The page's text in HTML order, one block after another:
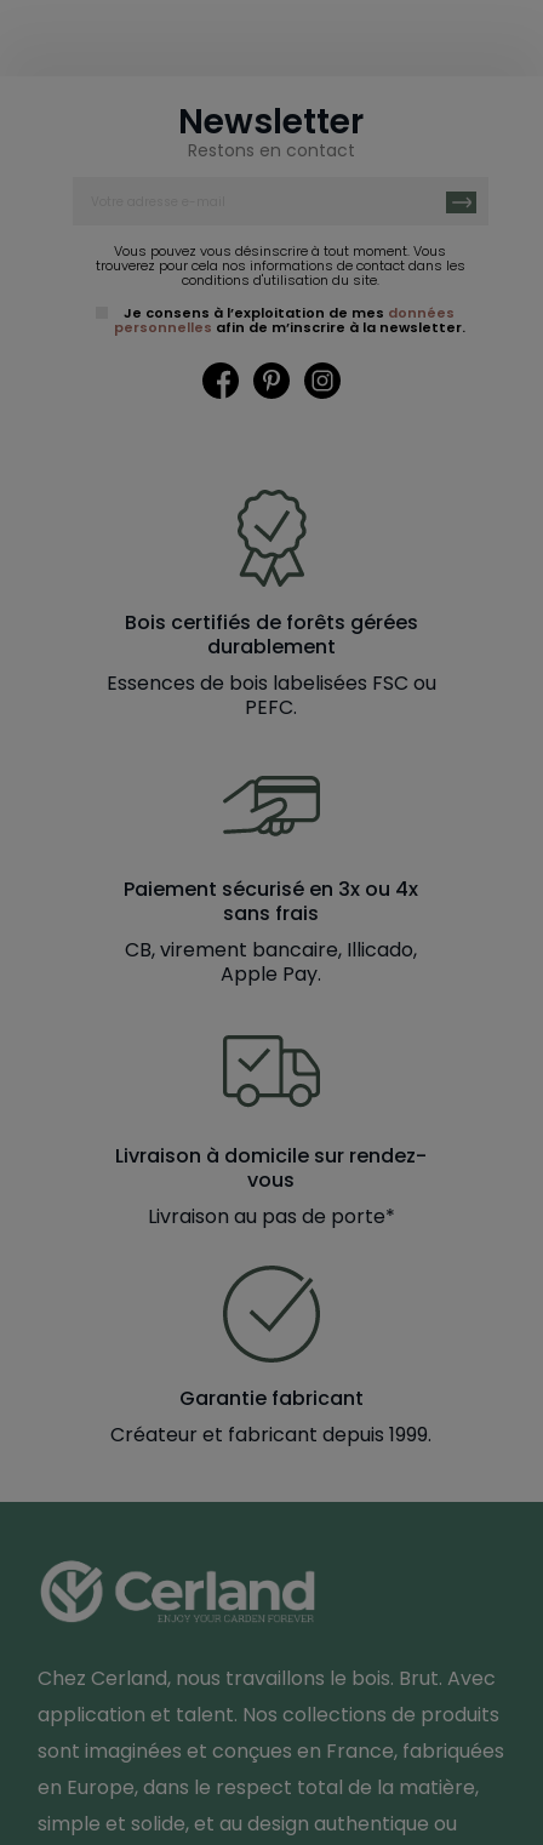
Newsletter
Restons en contact
Vous pouvez vous désinscrire à tout moment. Vous
trouverez pour cela nos informations de contact dans les
conditions d'utilisation du site.
Je consens à l’exploitation de mes données
personnelles afin de m’inscrire à la newsletter.
FacebookPinterest
Bois certifiés de forêts gérées
durablement
Essences de bois labelisées FSC ou
PEFC.
Paiement sécurisé en 3x ou 4x
sans frais
CB, virement bancaire, Illicado,
Apple Pay.
Livraison à domicile sur rendez-
vous
Livraison au pas de porte*
Garantie fabricant
Créateur et fabricant depuis 1999.
Chez Cerland, nous travaillons le bois. Brut. Avec
application et talent. Nos collections de produits
sont imaginées et conçues en France, fabriquées
en Europe, dans le respect total de la matière,
simple et solide, et au design authentique ou